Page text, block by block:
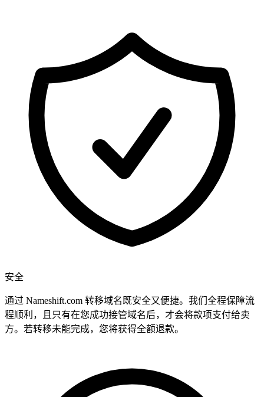
安全
通过 Nameshift.com 转移域名既安全又便捷。我们全程保障流
程顺利，且只有在您成功接管域名后，才会将款项支付给卖
方。若转移未能完成，您将获得全额退款。